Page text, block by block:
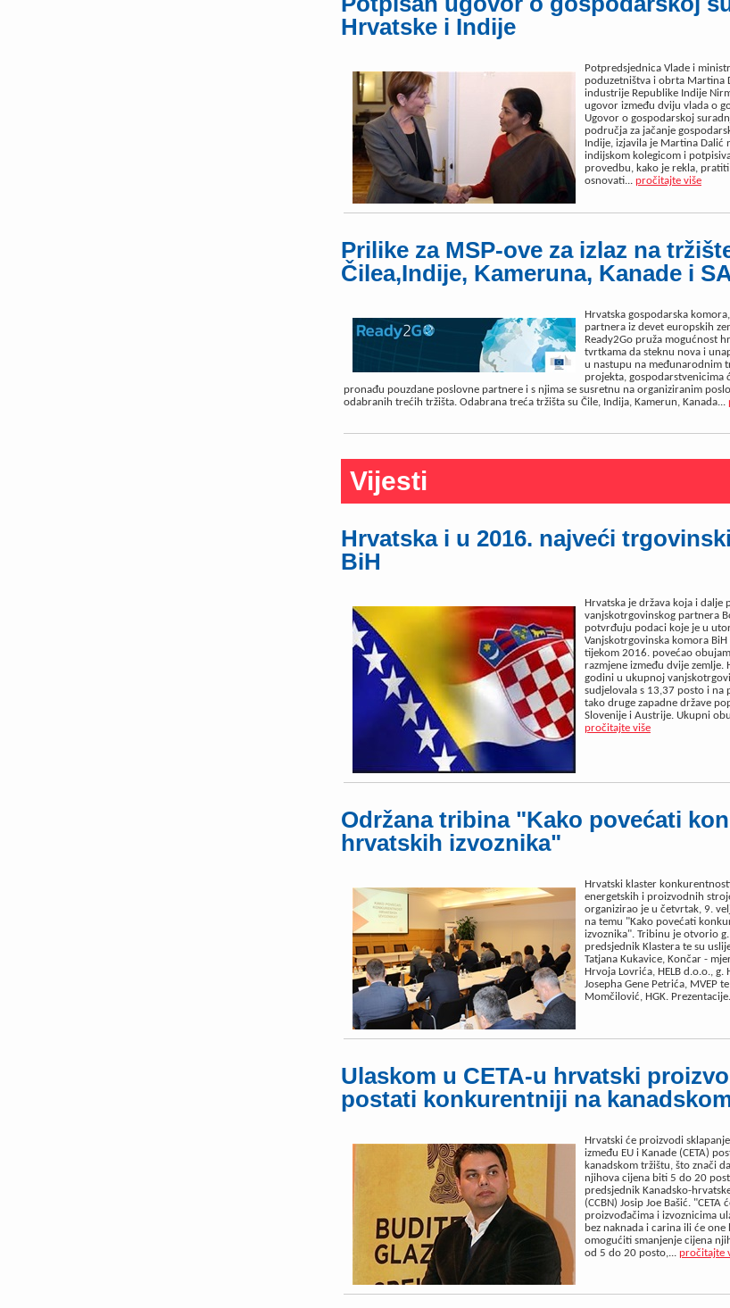
Hrvatske i Indije
Potpredsjednica Vlade i
poduzetništva i obrta Martina
industrije Republike Indije
ugovor između dviju vlada o
Ugovor o gospodarskoj
područja za jačanje
Indije, izjavila je Martina Dalić
indijskom kolegicom i
provedbu, kako je rekla,
osnovati... pročitajte više
Prilike za MSP-ove za izlaz na
Čilea,Indije, Kameruna, Kanade i
Hrvatska gospodarska
partnera iz devet europskih
Ready2Go pruža mogućnost
tvrtkama da steknu nova i
u nastupu na međunarodnim
projekta, gospodarstvenicima
pronađu pouzdane poslovne partnere i s njima se susretnu na organiziranim
odabranih trećih tržišta. Odabrana treća tržišta su Čile, Indija, Kamerun, Kanada...
Vijesti
Hrvatska i u 2016. najveći
BiH
Hrvatska je država koja i dalje
vanjskotrgovinskog partnera
potvrđuju podaci koje je u
Vanjskotrgovinska komora
tijekom 2016. povećao
razmjene između dvije zemlje.
godini u ukupnoj
sudjelovala s 13,37 posto i na
tako druge zapadne države
Slovenije i Austrije. Ukupni
pročitajte više
Održana tribina "Kako povećati
hrvatskih izvoznika"
Hrvatski klaster
energetskih i proizvodnih
organizirao je u četvrtak, 9.
na temu "Kako povećati
izvoznika". Tribinu je otvorio
predsjednik Klastera te su
Tatjana Kukavice, Končar -
Hrvoja Lovrića, HELB d.o.o., g.
Josepha Gene Petrića, MVEP
Momčilović, HGK.
Ulaskom u CETA-u hrvatski
postati konkurentniji na
Hrvatski će proizvodi
između EU i Kanade (CETA)
kanadskom tržištu, što znači
njihova cijena biti 5 do 20
predsjednik Kanadsko-
(CCBN) Josip Joe Bašić.
proizvođačima i izvoznicima
bez naknada i carina ili će
omogućiti smanjenje cijena
od 5 do 20 posto,... pročitajte